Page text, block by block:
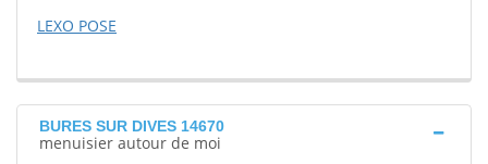
LEXO POSE
BURES SUR DIVES 14670
menuisier autour de moi